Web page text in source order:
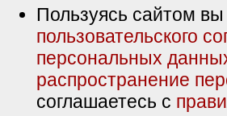
Пользуясь сайтом
пользовательского
персональных
распространение
соглашаетесь с